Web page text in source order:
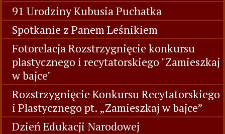
91 Urodziny Kubusia Puchatka
Spotkanie z Panem Leśnikiem
Fotorelacja Rozstrzygnięcie konkursu
plastycznego i recytatorskiego "Zamieszkaj
w bajce"
Rozstrzygnięcie Konkursu Recytatorskiego
i Plastycznego pt. „Zamieszkaj w bajce”
Dzień Edukacji Narodowej